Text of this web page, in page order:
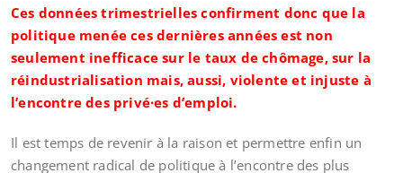
Ces données trimestrielles confirment donc que la
politique menée ces dernières années est non
seulement inefficace sur le taux de chômage, sur la
réindustrialisation mais, aussi, violente et injuste à
l’encontre des privé·es d’emploi.
Il est temps de revenir à la raison et permettre enfin un
changement radical de politique à l’encontre des plus